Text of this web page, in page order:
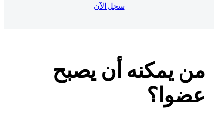
سجل الآن
من يمكنه أن يصبح
عضوا؟